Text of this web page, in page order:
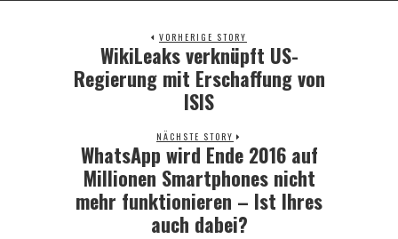
VORHERIGE STORY
Previous
post:
WikiLeaks verknüpft US-
Regierung mit Erschaffung von
ISIS
NÄCHSTE STORY
Next
post:
WhatsApp wird Ende 2016 auf
Millionen Smartphones nicht
mehr funktionieren – Ist Ihres
auch dabei?